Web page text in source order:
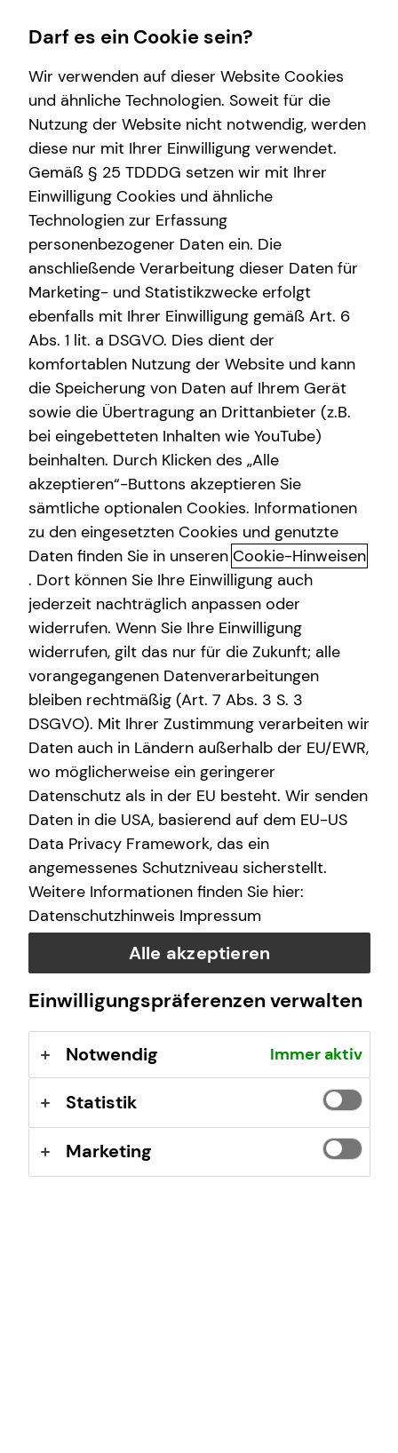
Wissenswertes
Über tecis
Podcast
teamzukunft
Über mich
Service
Kundenportal
Schadenabwicklung
Finanzberatung
Videoberatung
Spezialisten-Netzwerk
Private Krankenvorsorge
Immobilienfinanzierung
Betriebliche Altersvorsorge
Investment
Kapitalanlage Immobilien
Altersvorsorge
Gewerbliche Versicherungen
Arbeitskraftabsicherung
Kindervorsorge
Sach- und Vermögenssicherung
Expat
Karriere-Infos
Karrierechancen
Initiativbewerbung
Tristan Hasse
Tristan Hasse
Sales Manager
in Köln und Umgebung
Das tecis Spezialisten-Netzwerk
Ich zeige dir die Besonderheit unseres Spezialisten-
Netzwerkes und die Vielzahl der Vorteile für unsere
Kundinnen und Kunden.
Mehr erfahren
Darf es ein Cookie sein?
Wir verwenden auf dieser Website Cookies
und ähnliche Technologien. Soweit für die
Nutzung der Website nicht notwendig, werden
diese nur mit Ihrer Einwilligung verwendet.
Gemäß § 25 TDDDG setzen wir mit Ihrer
Einwilligung Cookies und ähnliche
Technologien zur Erfassung
personenbezogener Daten ein. Die
anschließende Verarbeitung dieser Daten für
Marketing- und Statistikzwecke erfolgt
ebenfalls mit Ihrer Einwilligung gemäß Art. 6
Abs. 1 lit. a DSGVO. Dies dient der
komfortablen Nutzung der Website und kann
die Speicherung von Daten auf Ihrem Gerät
sowie die Übertragung an Drittanbieter (z.B.
bei eingebetteten Inhalten wie YouTube)
beinhalten. Durch Klicken des „Alle
akzeptieren“-Buttons akzeptieren Sie
sämtliche optionalen Cookies. Informationen
zu den eingesetzten Cookies und genutzte
Daten finden Sie in unseren Cookie-Hinweisen
. Dort können Sie Ihre Einwilligung auch
jederzeit nachträglich anpassen oder
widerrufen. Wenn Sie Ihre Einwilligung
widerrufen, gilt das nur für die Zukunft; alle
vorangegangenen Datenverarbeitungen
bleiben rechtmäßig (Art. 7 Abs. 3 S. 3
DSGVO). Mit Ihrer Zustimmung verarbeiten wir
Daten auch in Ländern außerhalb der EU/EWR,
wo möglicherweise ein geringerer
Datenschutz als in der EU besteht. Wir senden
Daten in die USA, basierend auf dem EU-US
Data Privacy Framework, das ein
angemessenes Schutzniveau sicherstellt.
Weitere Informationen finden Sie hier:
Datenschutzhinweis Impressum
Alle akzeptieren
Einwilligungspräferenzen verwalten
Notwendig Immer aktiv
Statistik
Marketing